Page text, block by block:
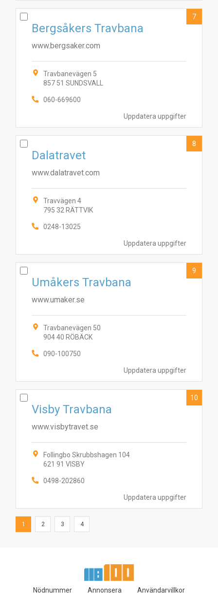
Uppdatera uppgifter
Bergsåkers Travbana
www.bergsaker.com
Travbanevägen 5
857 51 SUNDSVALL
060-669600
7
Uppdatera uppgifter
Dalatravet
www.dalatravet.com
Travvägen 4
795 32 RÄTTVIK
0248-13025
8
Uppdatera uppgifter
Umåkers Travbana
www.umaker.se
Travbanevägen 50
904 40 RÖBÄCK
090-100750
9
Uppdatera uppgifter
Visby Travbana
www.visbytravet.se
Follingbo Skrubbshagen 104
621 91 VISBY
0498-202860
10
1 2 3 4
Nödnummer Annonsera Användarvillkor